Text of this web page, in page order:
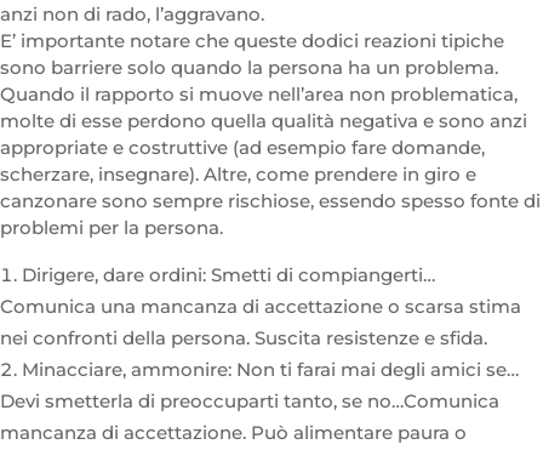
anzi non di rado, l’aggravano.
E’ importante notare che queste dodici reazioni tipiche
sono barriere solo quando la persona ha un problema.
Quando il rapporto si muove nell’area non problematica,
molte di esse perdono quella qualità negativa e sono anzi
appropriate e costruttive (ad esempio fare domande,
scherzare, insegnare). Altre, come prendere in giro e
canzonare sono sempre rischiose, essendo spesso fonte di
problemi per la persona.
Dirigere, dare ordini: Smetti di compiangerti…
Comunica una mancanza di accettazione o scarsa stima
nei confronti della persona. Suscita resistenze e sfida.
Minacciare, ammonire: Non ti farai mai degli amici se…
Devi smetterla di preoccuparti tanto, se no…Comunica
mancanza di accettazione. Può alimentare paura o